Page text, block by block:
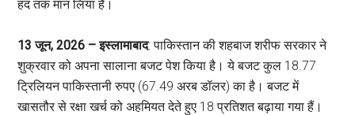
हद तक मान लिया है।
13 जून, 2026 – इस्लामाबाद: पाकिस्तान की शहबाज शरीफ सरकार ने
शुक्रवार को अपना सालाना बजट पेश किया है। ये बजट कुल 18.77
ट्रिलियन पाकिस्तानी रुपए (67.49 अरब डॉलर) का है। बजट में
खासतौर से रक्षा खर्च को अहमियत देते हुए 18 प्रतिशत बढ़ाया गया हैं।